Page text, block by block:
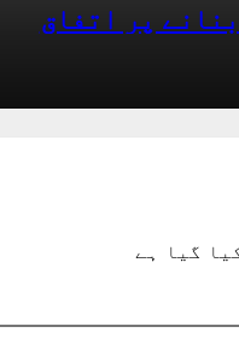
پر اتفاق
گیا ہے